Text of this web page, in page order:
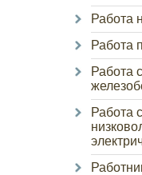
Работа
Работа
Работа
Работа